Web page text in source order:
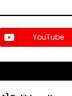
YouTube